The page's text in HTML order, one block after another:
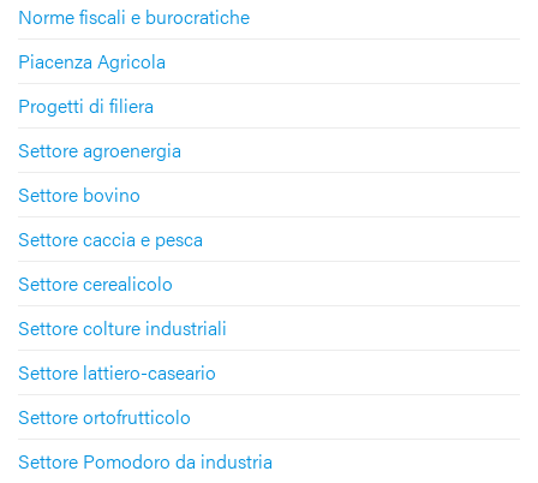
Norme fiscali e burocratiche
Piacenza Agricola
Progetti di filiera
Settore agroenergia
Settore bovino
Settore caccia e pesca
Settore cerealicolo
Settore colture industriali
Settore lattiero-caseario
Settore ortofrutticolo
Settore Pomodoro da industria